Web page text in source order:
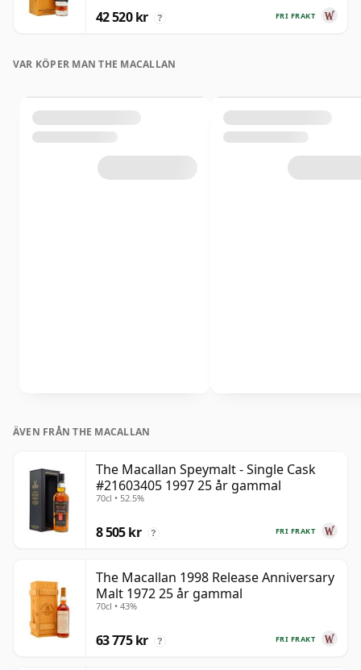
FRI FRAKT
42 520 kr ?
VAR KÖPER MAN THE MACALLAN
ÄVEN FRÅN THE MACALLAN
The Macallan Speymalt - Single Cask
#21603405 1997 25 år gammal
70cl • 52.5%
FRI FRAKT
8 505 kr ?
The Macallan 1998 Release Anniversary
Malt 1972 25 år gammal
70cl • 43%
FRI FRAKT
63 775 kr ?